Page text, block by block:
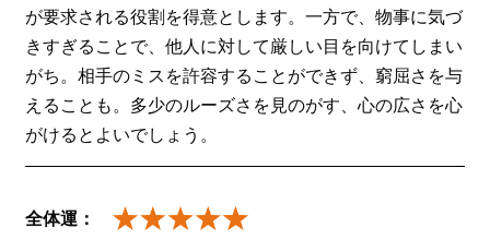
が要求される役割を得意とします。一方で、物事に気づ
きすぎることで、他人に対して厳しい目を向けてしまい
がち。相手のミスを許容することができず、窮屈さを与
えることも。多少のルーズさを見のがす、心の広さを心
がけるとよいでしょう。
全体運：